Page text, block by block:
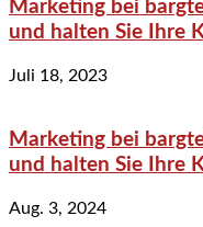
Marketing bei
und halten Sie Ihre
Juli 18, 2023
Marketing bei
und halten Sie Ihre
Aug. 3, 2024